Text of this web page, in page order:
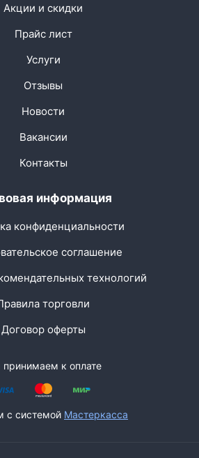
Акции и скидки
Прайс лист
Услуги
Отзывы
Новости
Вакансии
Контакты
информация
конфиденциальности
соглашение
технологий
торговли
Договор оферты
к оплате
с системой Мастеркасса